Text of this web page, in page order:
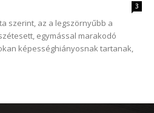
3
szerint, az a legszörnyűbb a
egymással marakodó
képességhiányosnak tartanak,